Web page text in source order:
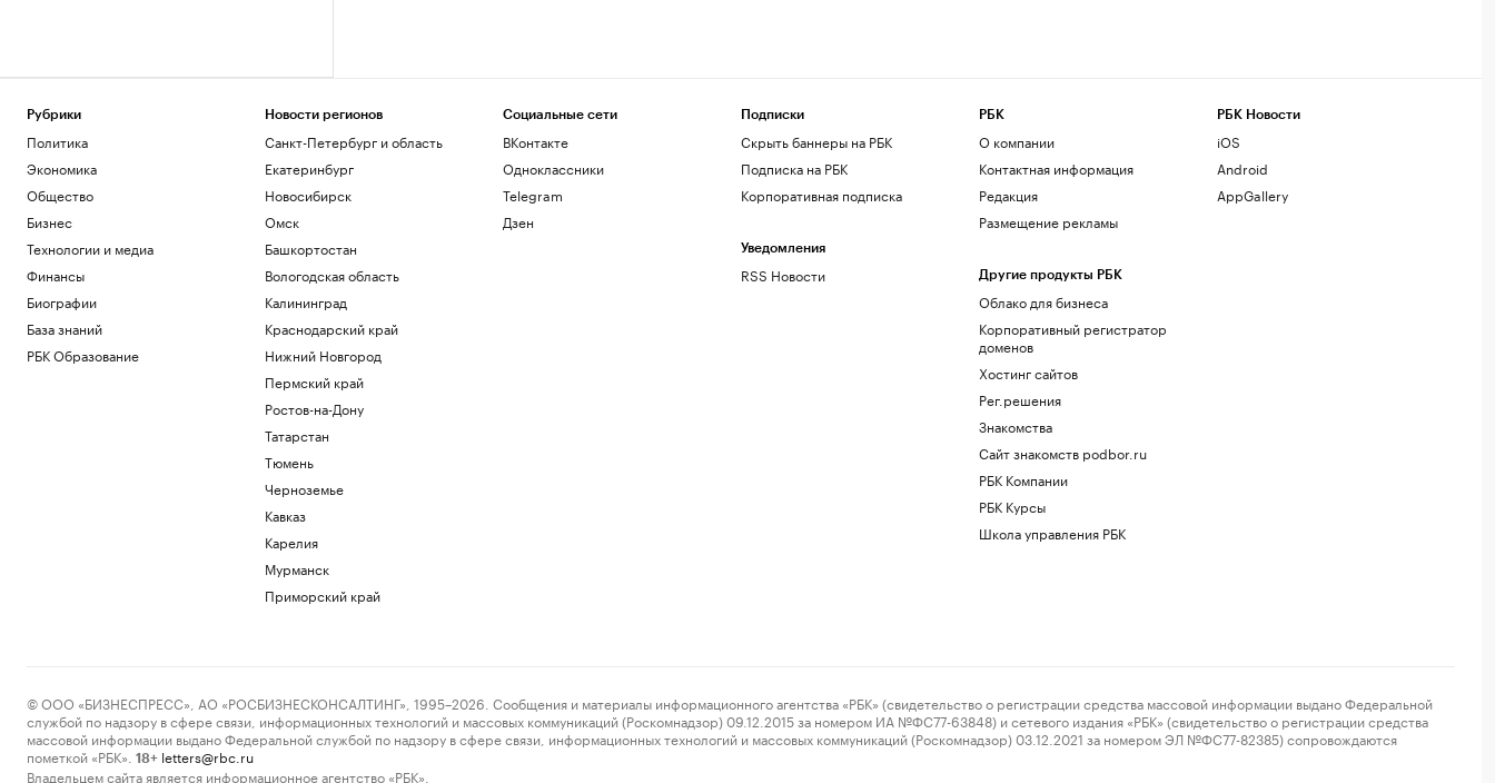
Рубрики
Политика
Экономика
Общество
Бизнес
Технологии и медиа
Финансы
Биографии
База знаний
РБК Образование
Новости регионов
Санкт-Петербург и область
Екатеринбург
Новосибирск
Омск
Башкортостан
Вологодская область
Калининград
Краснодарский край
Нижний Новгород
Пермский край
Ростов-на-Дону
Татарстан
Тюмень
Черноземье
Кавказ
Карелия
Мурманск
Приморский край
Социальные сети
ВКонтакте
Одноклассники
Telegram
Дзен
Подписки
Скрыть баннеры на РБК
Подписка на РБК
Корпоративная подписка
Уведомления
RSS Новости
РБК
О компании
Контактная информация
Редакция
Размещение рекламы
Другие продукты РБК
Облако для бизнеса
Корпоративный регистратор
доменов
Хостинг сайтов
Рег.решения
Знакомства
Сайт знакомств podbor.ru
РБК Компании
РБК Курсы
Школа управления РБК
РБК Новости
iOS
Android
AppGallery
© ООО «БИЗНЕСПРЕСС», АО «РОСБИЗНЕСКОНСАЛТИНГ», 1995–2026. Сообщения и материалы информационного агентства «РБК» (свидетельство о регистрации средства массовой информации выдано Федеральной
службой по надзору в сфере связи, информационных технологий и массовых коммуникаций (Роскомнадзор) 09.12.2015 за номером ИА №ФС77-63848) и сетевого издания «РБК» (свидетельство о регистрации средства
массовой информации выдано Федеральной службой по надзору в сфере связи, информационных технологий и массовых коммуникаций (Роскомнадзор) 03.12.2021 за номером ЭЛ №ФС77-82385) сопровождаются
пометкой «РБК».
18+ letters@rbc.ru
Владельцем сайта является информационное агентство «РБК».